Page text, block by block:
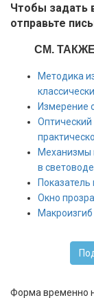
Чтобы задать
отправьте
СМ.
Методика
Измерение
Механизмы
в
Окно
Форма временно